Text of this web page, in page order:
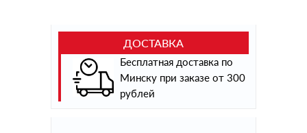
ДОСТАВКА
Бесплатная доставка по
Минску при заказе от 300
рублей